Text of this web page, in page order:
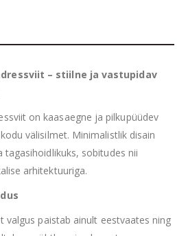
– stiilne ja vastupidav
on kaasaegne ja pilkupüüdev
välisilmet. Minimalistlik disain
tagasihoidlikuks, sobitudes nii
arhitektuuriga.
valgus paistab ainult eestvaates ning